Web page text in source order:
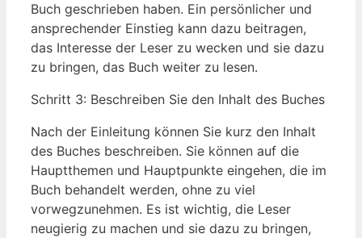
Buch geschrieben haben. Ein ⁤persönlicher und
ansprechender Einstieg kann dazu beitragen,
das Interesse der​ Leser zu wecken und sie dazu
zu bringen, das Buch weiter zu‌ lesen.
Schritt 3: Beschreiben Sie den Inhalt des ⁤Buches
Nach der Einleitung können Sie kurz ‌den Inhalt
des Buches beschreiben. Sie können auf die
Hauptthemen und Hauptpunkte eingehen, ‌die im
Buch behandelt werden,‍ ohne zu viel
vorwegzunehmen. Es ist wichtig, die Leser
‍neugierig ‍zu ⁣machen und sie dazu‍ zu⁤ bringen,